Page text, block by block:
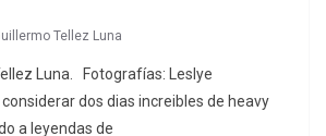
Tellez Luna
Luna. Fotografías: Leslye
dos dias increibles de heavy
a leyendas de